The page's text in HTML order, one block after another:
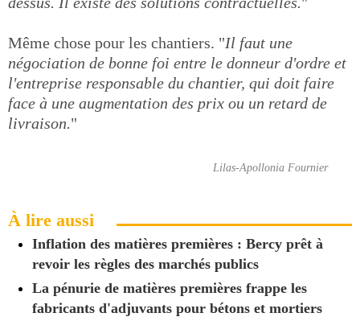
Même chose pour les chantiers. "Il faut une
négociation de bonne foi entre le donneur d'ordre et
l'entreprise responsable du chantier, qui doit faire
face à une augmentation des prix ou un retard de
livraison."
Lilas-Apollonia Fournier
À lire aussi
Inflation des matières premières : Bercy prêt à
revoir les règles des marchés publics
La pénurie de matières premières frappe les
fabricants d'adjuvants pour bétons et mortiers